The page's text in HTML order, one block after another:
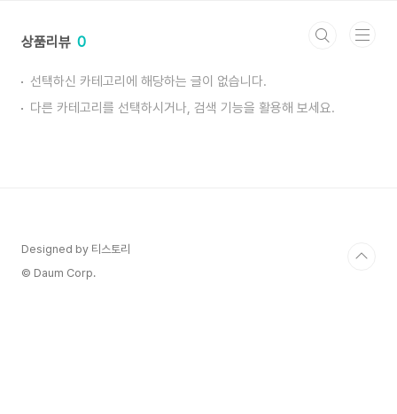
상품리뷰 0
선택하신 카테고리에 해당하는 글이 없습니다.
다른 카테고리를 선택하시거나, 검색 기능을 활용해 보세요.
Designed by 티스토리
© Daum Corp.